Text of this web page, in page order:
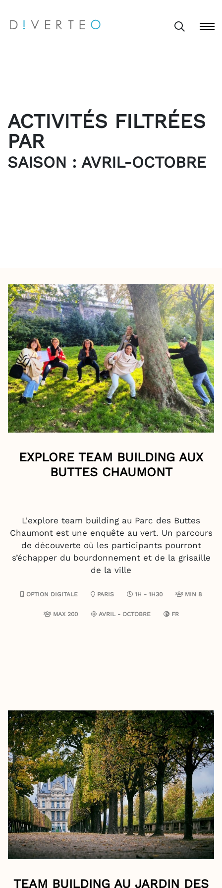
ACTIVITÉS FILTRÉES
PAR
SAISON : AVRIL-OCTOBRE
EXPLORE TEAM BUILDING AUX
BUTTES CHAUMONT
L'explore team building au Parc des Buttes
Chaumont est une enquête au vert. Un parcours
de découverte où les participants pourront
s’échapper du bourdonnement et de la grisaille
de la ville
OPTION DIGITALE PARIS 1H - 1H30 MIN 8
MAX 200 AVRIL - OCTOBRE FR
TEAM BUILDING AU JARDIN DES